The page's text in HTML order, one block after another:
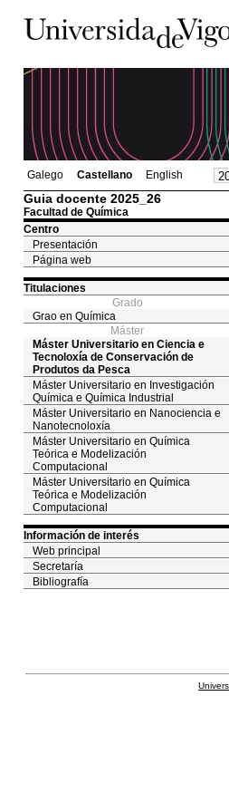
Galego Castellano English
Guia docente 2025_26
Facultad de Química
Centro
Presentación
Página web
Titulaciones
Grado
Grao en Química
Máster
Máster Universitario en Ciencia e
Tecnoloxía de Conservación de
Produtos da Pesca
Máster Universitario en Investigación
Química e Química Industrial
Máster Universitario en Nanociencia e
Nanotecnoloxía
Máster Universitario en Química
Teórica e Modelización
Computacional
Máster Universitario en Química
Teórica e Modelización
Computacional
Información de interés
Web principal
Secretaría
Bibliografía